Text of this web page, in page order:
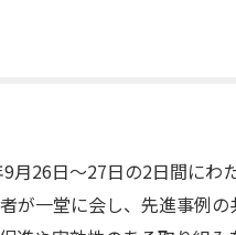
月26日～27日の2日間にわ
が一堂に会し、先進事例